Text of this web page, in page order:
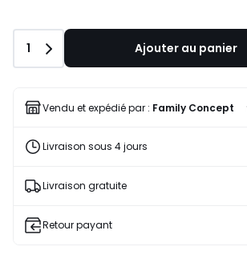
Quantité
1 Ajouter au panier
Vendu et expédié par : Family Concept
Livraison sous 4 jours
Livraison gratuite
Retour payant